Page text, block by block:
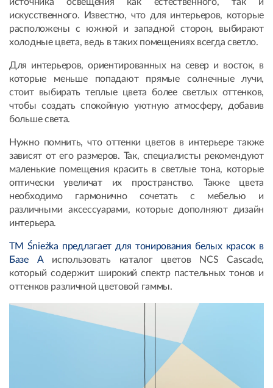
источника освещения как естественного, так и
искусственного. Известно, что для интерьеров, которые
расположены с южной и западной сторон, выбирают
холодные цвета, ведь в таких помещениях всегда светло.
Для интерьеров, ориентированных на север и восток, в
которые меньше попадают прямые солнечные лучи,
стоит выбирать теплые цвета более светлых оттенков,
чтобы создать спокойную уютную атмосферу, добавив
больше света.
Нужно помнить, что оттенки цветов в интерьере также
зависят от его размеров. Так, специалисты рекомендуют
маленькие помещения красить в светлые тона, которые
оптически увеличат их пространство. Также цвета
необходимо гармонично сочетать с мебелью и
различными аксессуарами, которые дополняют дизайн
интерьера.
ТМ Śnieżka предлагает для тонирования белых красок в
Базе Аиспользовать каталог цветов NCS Cascade,
который содержит широкий спектр пастельных тонов и
оттенков различной цветовой гаммы.